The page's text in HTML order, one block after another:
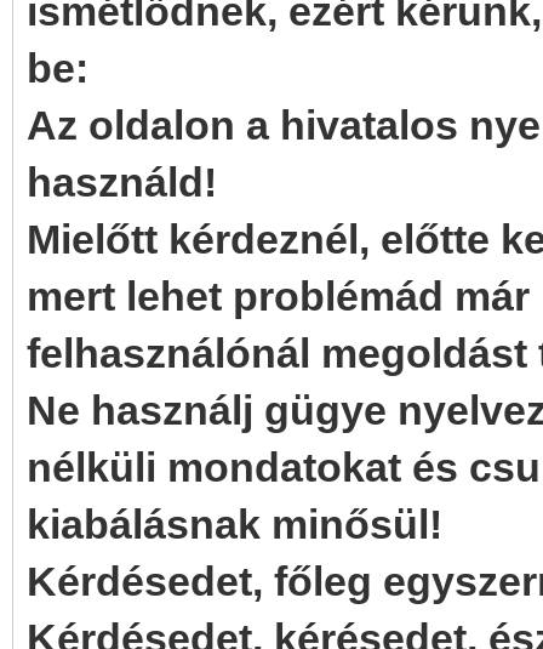
ismétlődnek, ezért
be:
Az oldalon a hivatalos
használd!
Mielőtt kérdeznél, előtte
mert lehet problémád
felhasználónál megoldást
Ne használj gügye
nélküli mondatokat és
kiabálásnak minősül!
Kérdésedet, főleg
Kérdésedet, kérésedet,